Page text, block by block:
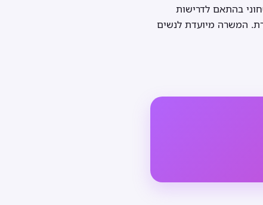
ביטחוני בהתאם לדרישות
המשרה מיועדת לנשים